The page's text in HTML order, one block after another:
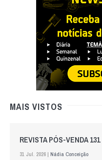
MAIS VISTOS
REVISTA PÓS-VENDA 131
31 Jul. 2026 | Nádia Conceição